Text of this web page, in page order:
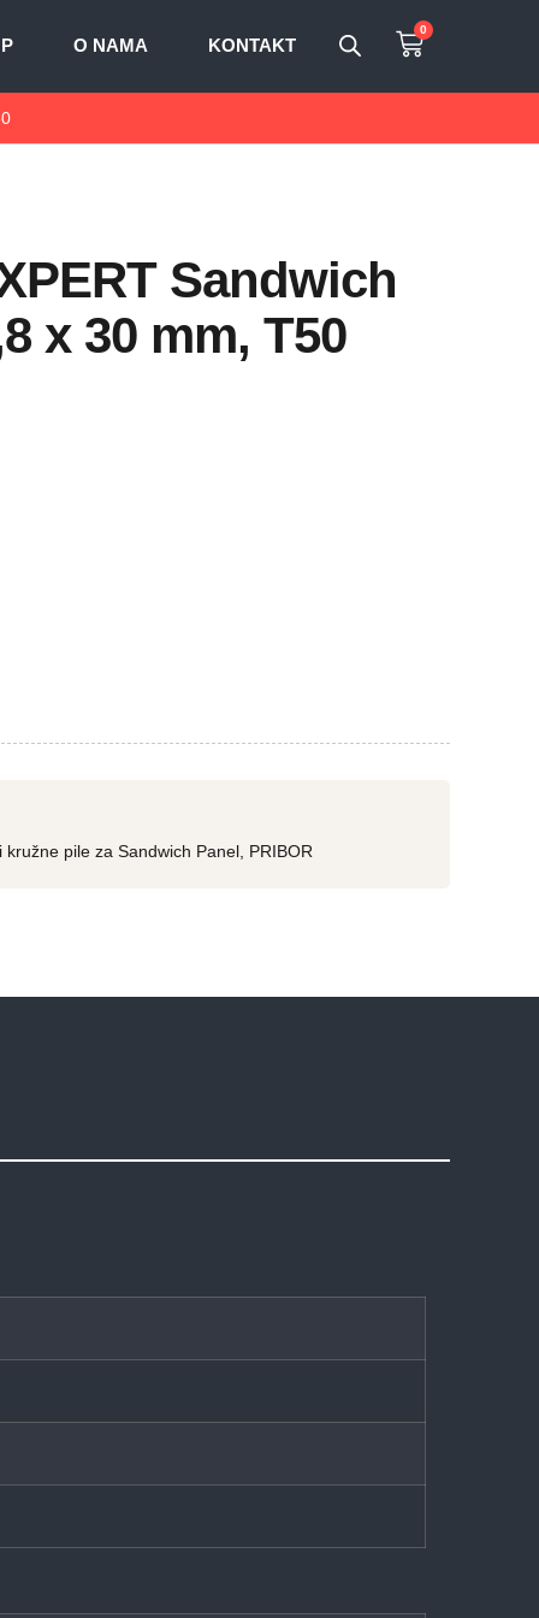
O NAMA KONTAKT
0
Sandwich
x 30 mm, T50
kružne pile za Sandwich Panel PRIBOR